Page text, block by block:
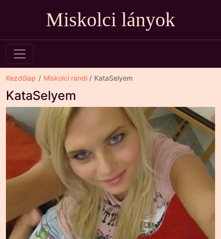
Miskolci lányok
Kezdőlap Miskolci randi KataSelyem
KataSelyem